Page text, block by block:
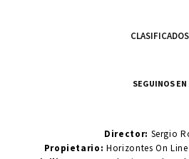
CLASIFICADOS
SEGUINOS EN
Director: Sergio
Propietario:Horizontes On